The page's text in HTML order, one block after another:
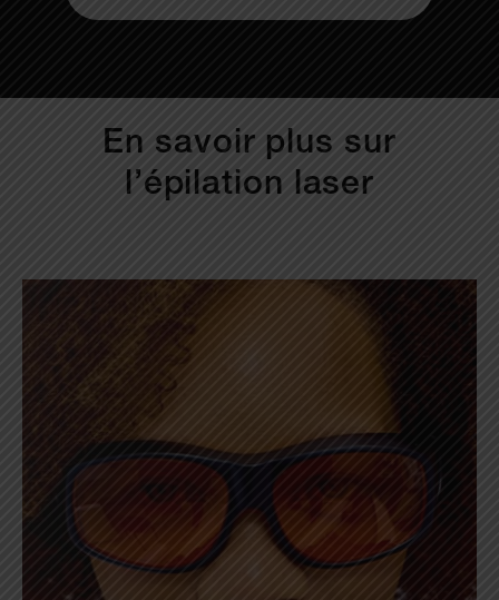
En savoir plus sur
l’épilation laser